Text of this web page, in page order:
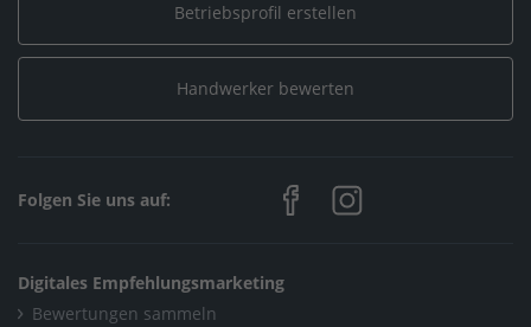
Betriebsprofil erstellen
Handwerker bewerten
Folgen Sie uns auf:
Digitales Empfehlungsmarketing
Bewertungen sammeln